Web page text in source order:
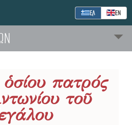
ΕΛ ΕΝ
πατρός
τοῦ